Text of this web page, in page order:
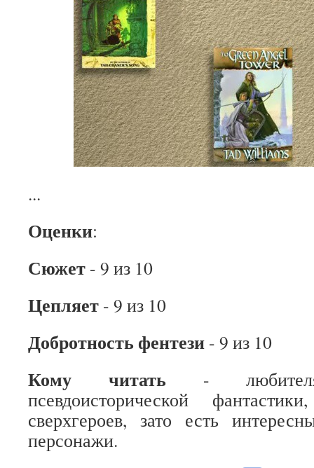
...
Оценки:
Сюжет - 9 из 10
Цепляет - 9 из 10
Добротность фентези - 9 из 10
Кому читать -
псевдоисторической
сверхгероев, зато есть
персонажи.